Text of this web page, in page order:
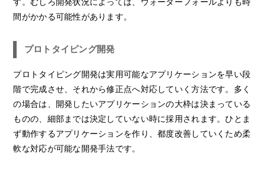
間がかかる可能性があります。
プロトタイピング開発
プロトタイピング開発は実用可能なアプリケーションを早い段
階で完成させ、それから修正点へ対応していく方法です。多く
の場合は、開発したいアプリケーションの大枠は決まっている
ものの、細部までは決定していない時に採用されます。ひとま
ず動作するアプリケーションを作り、都度改善していくため柔
軟な対応が可能な開発手法です。